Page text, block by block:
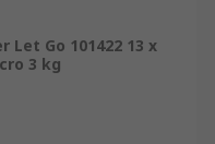
Go 101422 13 x
3 kg